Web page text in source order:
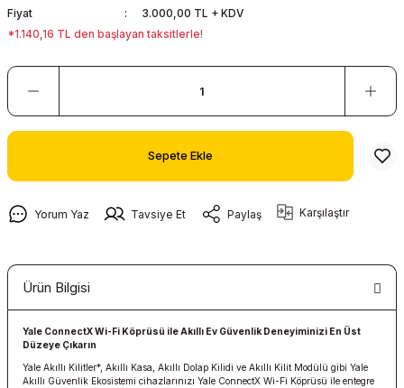
Fiyat
3.000,00 TL + KDV
*1.140,16 TL den başlayan taksitlerle!
Sepete Ekle
Yorum Yaz Tavsiye Et Paylaş Karşılaştır
Ürün Bilgisi
Yale ConnectX Wi-Fi Köprüsü ile Akıllı Ev Güvenlik Deneyiminizi En Üst
Düzeye Çıkarın
Yale Akıllı Kilitler*, Akıllı Kasa, Akıllı Dolap Kilidi ve Akıllı Kilit Modülü gibi Yale
Akıllı Güvenlik Ekosistemi cihazlarınızı Yale ConnectX Wi-Fi Köprüsü ile entegre